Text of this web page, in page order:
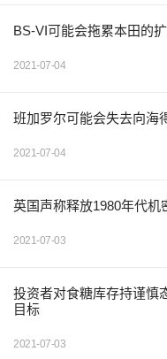
BS-VI可能会拖累本田的
2021-07-04
班加罗尔可能会失去向海
2021-07-04
英国声称释放1980年代机
2021-07-03
投资者对食糖库存持谨慎
目标
2021-07-03